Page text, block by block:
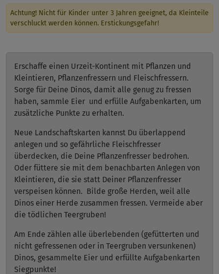
Achtung! Nicht für Kinder unter 3 Jahren geeignet, da Kleinteile
verschluckt werden können. Erstickungsgefahr!
Erschaffe einen Urzeit-Kontinent mit Pflanzen und
Kleintieren, Pflanzenfressern und Fleischfressern.
Sorge für Deine Dinos, damit alle genug zu fressen
haben, sammle Eier und erfülle Aufgabenkarten, um
zusätzliche Punkte zu erhalten.
Neue Landschaftskarten kannst Du überlappend
anlegen und so gefährliche Fleischfresser
überdecken, die Deine Pflanzenfresser bedrohen.
Oder füttere sie mit dem benachbarten Anlegen von
Kleintieren, die sie statt Deiner Pflanzenfresser
verspeisen können. Bilde große Herden, weil alle
Dinos einer Herde zusammen fressen. Vermeide aber
die tödlichen Teergruben!
Am Ende zählen alle überlebenden (gefütterten und
nicht gefressenen oder in Teergruben versunkenen)
Dinos, gesammelte Eier und erfüllte Aufgabenkarten
Siegpunkte!